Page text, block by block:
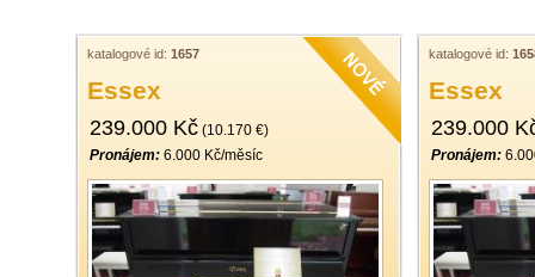
katalogové id: 1657
Essex
239.000 Kč (10.170 €)
Pronájem: 6.000 Kč/měsíc
katalogové id:
Essex
239.000
Pronájem: